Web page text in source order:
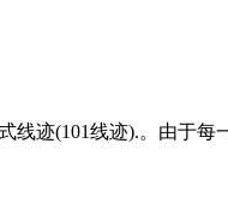
线迹(101线迹).。由于